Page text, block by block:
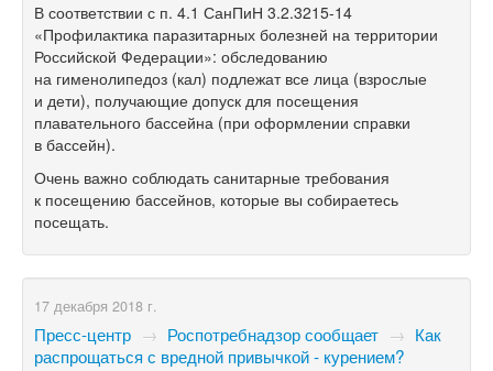
В соответствии с п. 4.1 СанПиН 3.2.3215-14
«Профилактика паразитарных болезней на территории
Российской Федерации»: обследованию
на гименолипедоз (кал) подлежат все лица (взрослые
и дети), получающие допуск для посещения
плавательного бассейна (при оформлении справки
в бассейн).
Очень важно соблюдать санитарные требования
к посещению бассейнов, которые вы собираетесь
посещать.
17 декабря 2018 г.
Пресс-центр → Роспотребнадзор сообщает → Как
распрощаться с вредной привычкой - курением?